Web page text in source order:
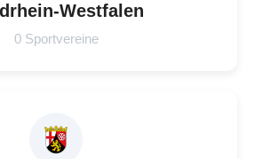
Westfalen
0 Sportvereine